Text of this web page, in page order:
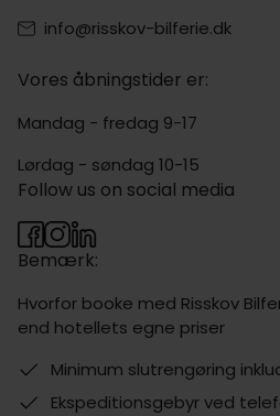
info@risskov-bilferie.dk
Vores åbningstider er:
Mandag - fredag 9-17
Lørdag - søndag 10-15
Bemærk:
Hvorfor booke med Risskov
end hotellets egne priser
Minimum slutrengøring
Ekspeditionsgebyr ved
Follow us on social media